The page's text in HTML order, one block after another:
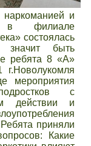
и
в филиале
состоялась
быть
ребята 8 «А»
мероприятия
с
действии и
приняли
Какие